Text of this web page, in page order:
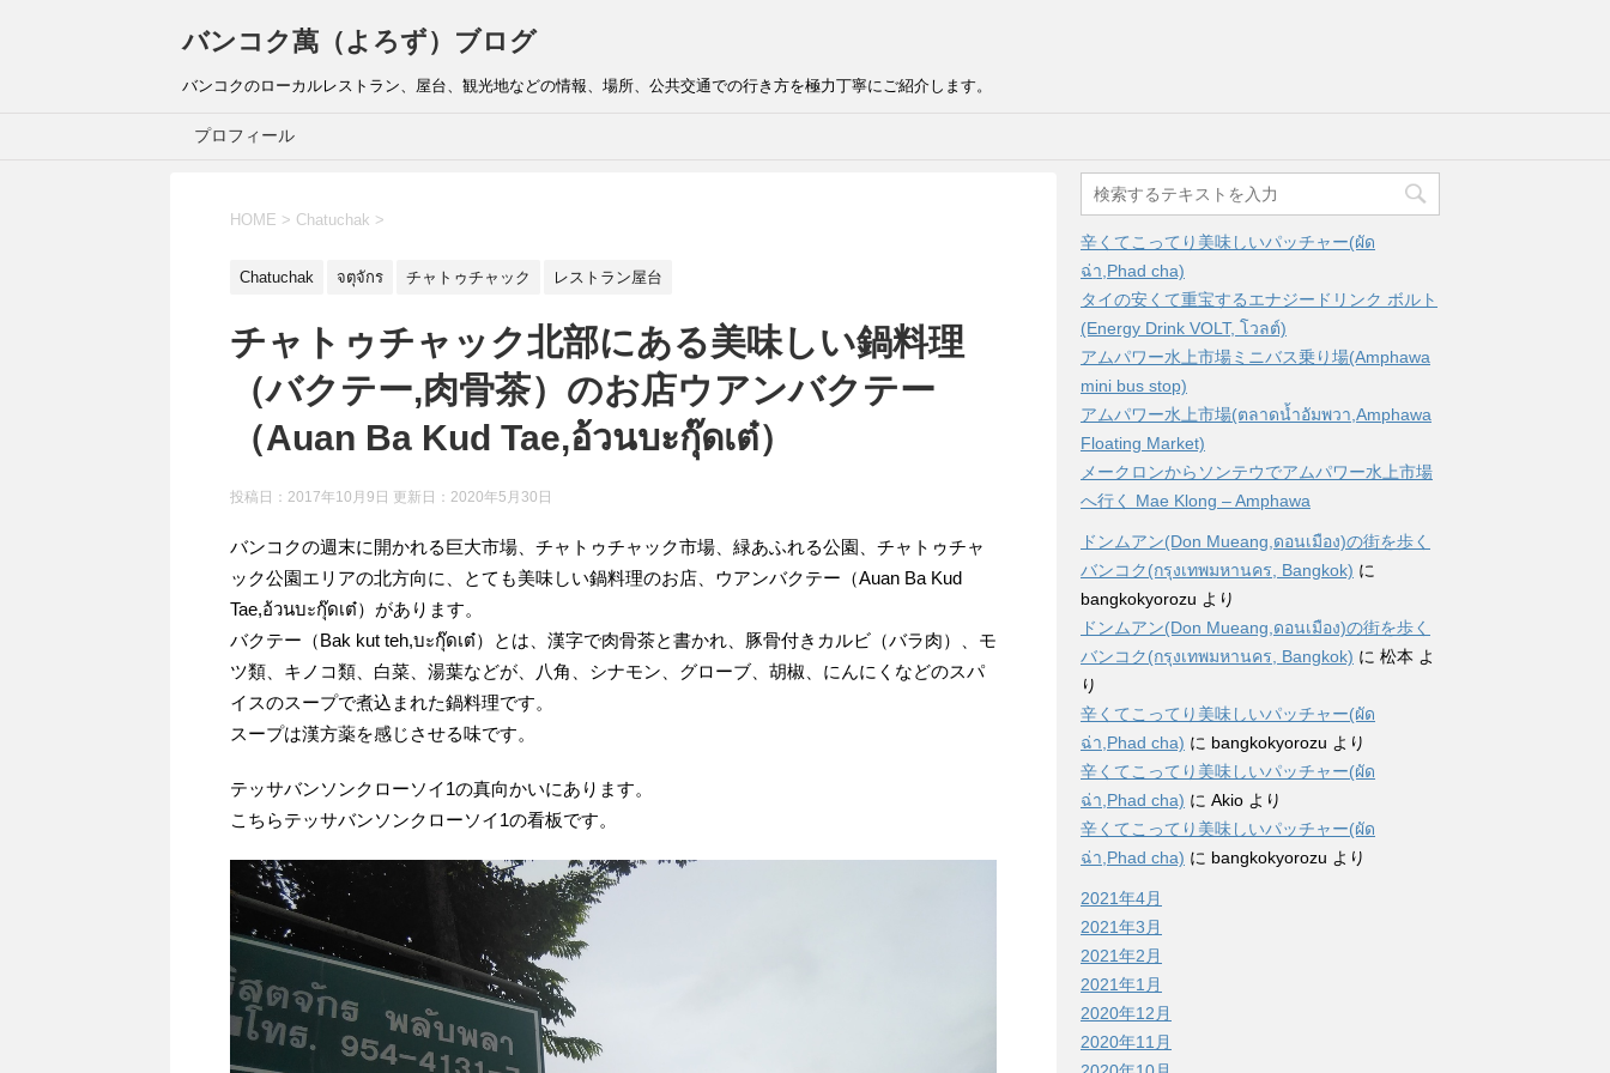
バンコク萬（よろず）ブログ
バンコクのローカルレストラン、屋台、観光地などの情報、場所、公共交通での行き方を極力丁寧にご紹介します。
プロフィール
HOME > Chatuchak >
Chatuchak จตุจักร チャトゥチャック レストラン屋台
チャトゥチャック北部にある美味しい鍋料理
（バクテー,肉骨茶）のお店ウアンバクテー
（Auan Ba Kud Tae,อ้วนบะกุ๊ดเต๋）
投稿日：2017年10月9日 更新日： 2020年5月30日
バンコクの週末に開かれる巨大市場、チャトゥチャック市場、緑あふれる公園、チャトゥチャ
ック公園エリアの北方向に、とても美味しい鍋料理のお店、ウアンバクテー（Auan Ba Kud
Tae,อ้วนบะกุ๊ดเต๋）があります。
バクテー（Bak kut teh,บะกุ๊ดเต๋）とは、漢字で肉骨茶と書かれ、豚骨付きカルビ（バラ肉）、モ
ツ類、キノコ類、白菜、湯葉などが、八角、シナモン、グローブ、胡椒、にんにくなどのスパ
イスのスープで煮込まれた鍋料理です。
スープは漢方薬を感じさせる味です。
テッサバンソンクローソイ1の真向かいにあります。
こちらテッサバンソンクローソイ1の看板です。
辛くてこってり美味しいパッチャー(ผัด
ฉ่า,Phad cha)
タイの安くて重宝するエナジードリンク ボルト
(Energy Drink VOLT, โวลต์)
アムパワー水上市場ミニバス乗り場(Amphawa
mini bus stop)
アムパワー水上市場(ตลาดน้ำอัมพวา,Amphawa
Floating Market)
メークロンからソンテウでアムパワー水上市場
へ行く Mae Klong – Amphawa
ドンムアン(Don Mueang,ดอนเมือง)の街を歩く
バンコク(กรุงเทพมหานคร, Bangkok) に
bangkokyorozu より
ドンムアン(Don Mueang,ดอนเมือง)の街を歩く
バンコク(กรุงเทพมหานคร, Bangkok) に 松本 よ
り
辛くてこってり美味しいパッチャー(ผัด
ฉ่า,Phad cha) に bangkokyorozu より
辛くてこってり美味しいパッチャー(ผัด
ฉ่า,Phad cha) に Akio より
辛くてこってり美味しいパッチャー(ผัด
ฉ่า,Phad cha) に bangkokyorozu より
2021年4月
2021年3月
2021年2月
2021年1月
2020年12月
2020年11月